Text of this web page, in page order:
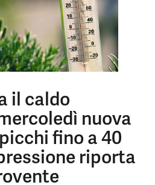
il caldo
nuova
fino a 40
riporta